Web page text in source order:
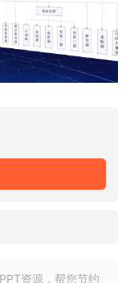
资源，帮您节约